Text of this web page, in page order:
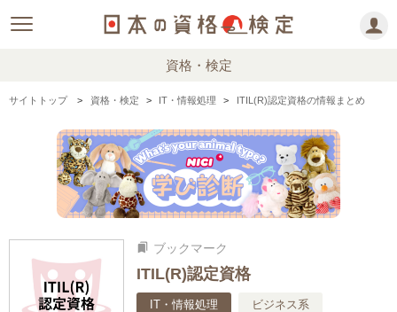
資格・検定
サイトトップ 資格・検定 IT・情報処理 ITIL(R)認定資格の情報まとめ
bookmarks ブックマーク
ITIL(R)認定資格
IT・情報処理 ビジネス系